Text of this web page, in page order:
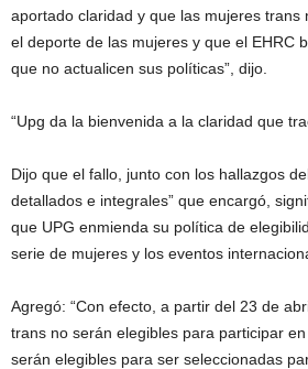
aportado claridad y que las mujeres trans
el deporte de las mujeres y que el EHRC
que no actualicen sus políticas”, dijo.
“Upg da la bienvenida a la claridad que
Dijo que el fallo, junto con los hallazgos
detallados e integrales” que encargó,
que UPG enmienda su política de
serie de mujeres y los eventos
Agregó: “Con efecto, a partir del 23 de
trans no serán elegibles para participar
serán elegibles para ser seleccionadas